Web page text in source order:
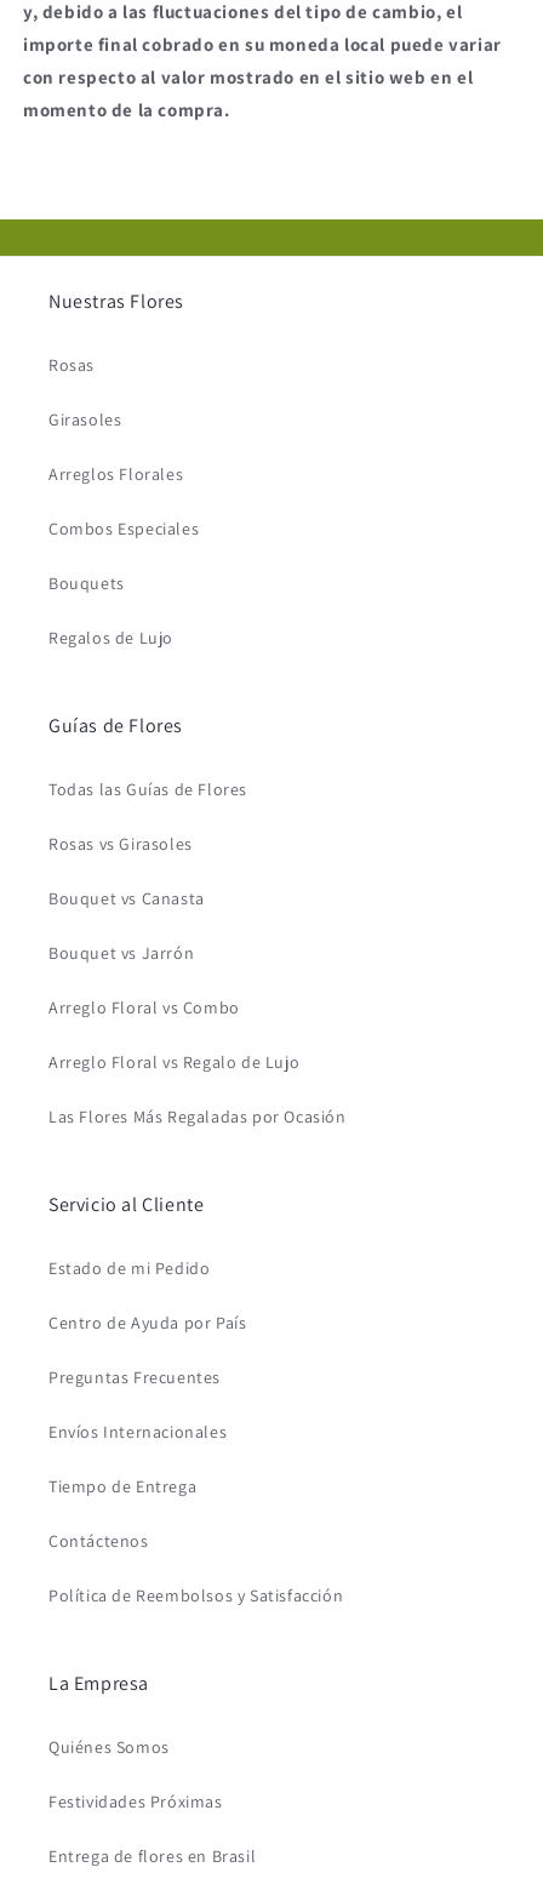
y, debido a las fluctuaciones del tipo de cambio, el
importe final cobrado en su moneda local puede variar
con respecto al valor mostrado en el sitio web en el
momento de la compra.
Nuestras Flores
Rosas
Girasoles
Arreglos Florales
Combos Especiales
Bouquets
Regalos de Lujo
Guías de Flores
Todas las Guías de Flores
Rosas vs Girasoles
Bouquet vs Canasta
Bouquet vs Jarrón
Arreglo Floral vs Combo
Arreglo Floral vs Regalo de Lujo
Las Flores Más Regaladas por Ocasión
Servicio al Cliente
Estado de mi Pedido
Centro de Ayuda por País
Preguntas Frecuentes
Envíos Internacionales
Tiempo de Entrega
Contáctenos
Política de Reembolsos y Satisfacción
La Empresa
Quiénes Somos
Festividades Próximas
Entrega de flores en Brasil